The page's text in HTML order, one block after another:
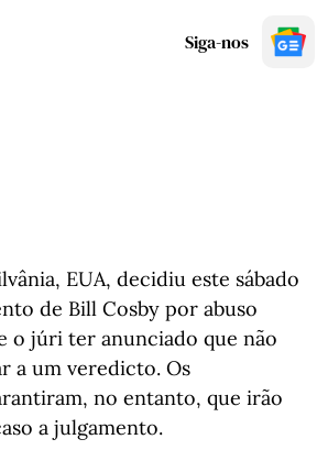
Siga-nos
EUA, decidiu este sábado
de Bill Cosby por abuso
o júri ter anunciado que não
a um veredicto. Os
no entanto, que irão
a julgamento.